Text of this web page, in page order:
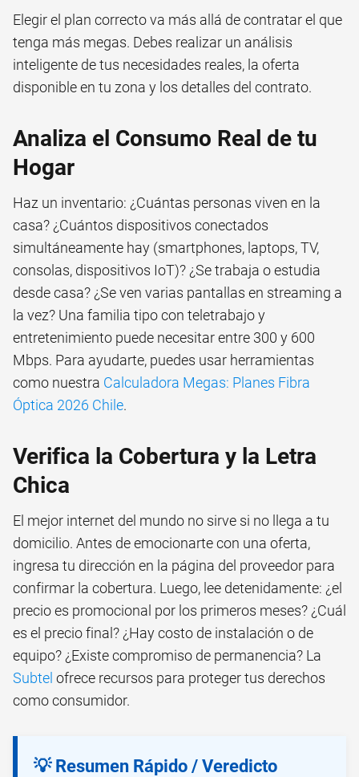
Elegir el plan correcto va más allá de contratar el que
tenga más megas. Debes realizar un análisis
inteligente de tus necesidades reales, la oferta
disponible en tu zona y los detalles del contrato.
Analiza el Consumo Real de tu
Hogar
Haz un inventario: ¿Cuántas personas viven en la
casa? ¿Cuántos dispositivos conectados
simultáneamente hay (smartphones, laptops, TV,
consolas, dispositivos IoT)? ¿Se trabaja o estudia
desde casa? ¿Se ven varias pantallas en streaming a
la vez? Una familia tipo con teletrabajo y
entretenimiento puede necesitar entre 300 y 600
Mbps. Para ayudarte, puedes usar herramientas
como nuestra Calculadora Megas: Planes Fibra
Óptica 2026 Chile.
Verifica la Cobertura y la Letra
Chica
El mejor internet del mundo no sirve si no llega a tu
domicilio. Antes de emocionarte con una oferta,
ingresa tu dirección en la página del proveedor para
confirmar la cobertura. Luego, lee detenidamente: ¿el
precio es promocional por los primeros meses? ¿Cuál
es el precio final? ¿Hay costo de instalación o de
equipo? ¿Existe compromiso de permanencia? La
Subtel ofrece recursos para proteger tus derechos
como consumidor.
💡 Resumen Rápido / Veredicto